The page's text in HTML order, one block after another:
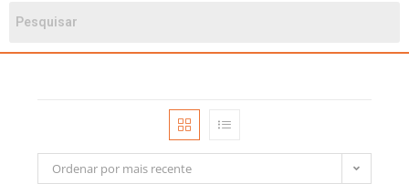
Ordenar por mais recente